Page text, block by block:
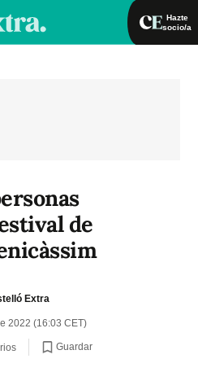
Hazte
socio/a
de
Extra
2022 (16:03 CET)
Guardar